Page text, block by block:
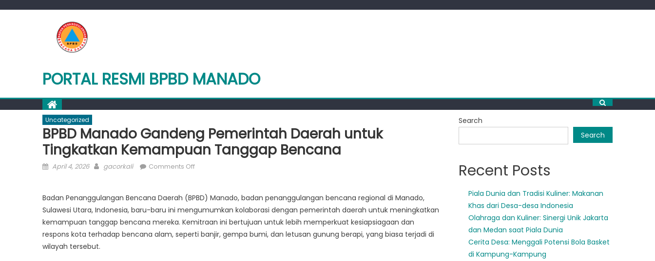
PORTAL RESMI BPBD MANADO
Uncategorized
BPBD Manado Gandeng Pemerintah Daerah untuk
Tingkatkan Kemampuan Tanggap Bencana
Posted
April 4, 2026 Author
gacorkali Comments Offon
Gandeng
Pemerintah
Daerah
untuk
Badan Penanggulangan Bencana Daerah (BPBD) Manado, badan penanggulangan bencana regional di Manado,
Sulawesi Utara, Indonesia, baru-baru ini mengumumkan kolaborasi dengan pemerintah daerah untuk meningkatkan
kemampuan tanggap bencana mereka. Kemitraan ini bertujuan untuk lebih memperkuat kesiapsiagaan dan
respons kota terhadap bencana alam, seperti banjir, gempa bumi, dan letusan gunung berapi, yang biasa terjadi di
wilayah tersebut.
Search
Search
Recent Posts
Piala Dunia dan Tradisi Kuliner: Makanan
Khas dari Desa-desa Indonesia
Olahraga dan Kuliner: Sinergi Unik Jakarta
dan Medan saat Piala Dunia
Cerita Desa: Menggali Potensi Bola Basket
di Kampung-Kampung